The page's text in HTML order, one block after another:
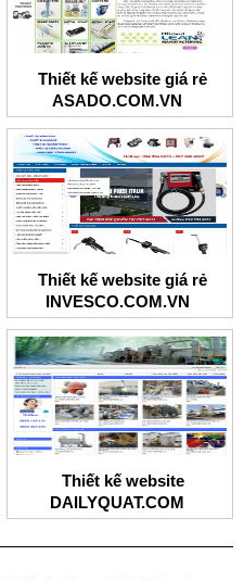
Thiết kế website giá rẻ
ASADO.COM.VN
Thiết kế website giá rẻ
INVESCO.COM.VN
Thiết kế website
DAILYQUAT.COM